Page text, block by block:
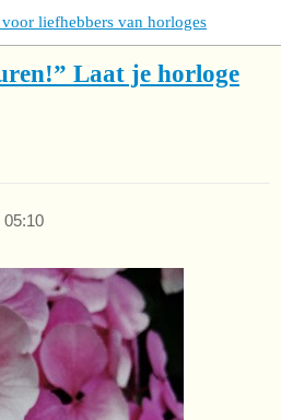
liefhebbers van horloges
Laat je horloge
05:10